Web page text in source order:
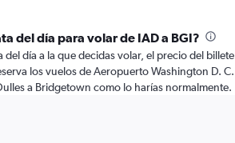
del día para volar de IAD a BGI?
día a la que decidas volar, el precio del billete
los vuelos de Aeropuerto Washington D. C.
a Bridgetown como lo harías normalmente.